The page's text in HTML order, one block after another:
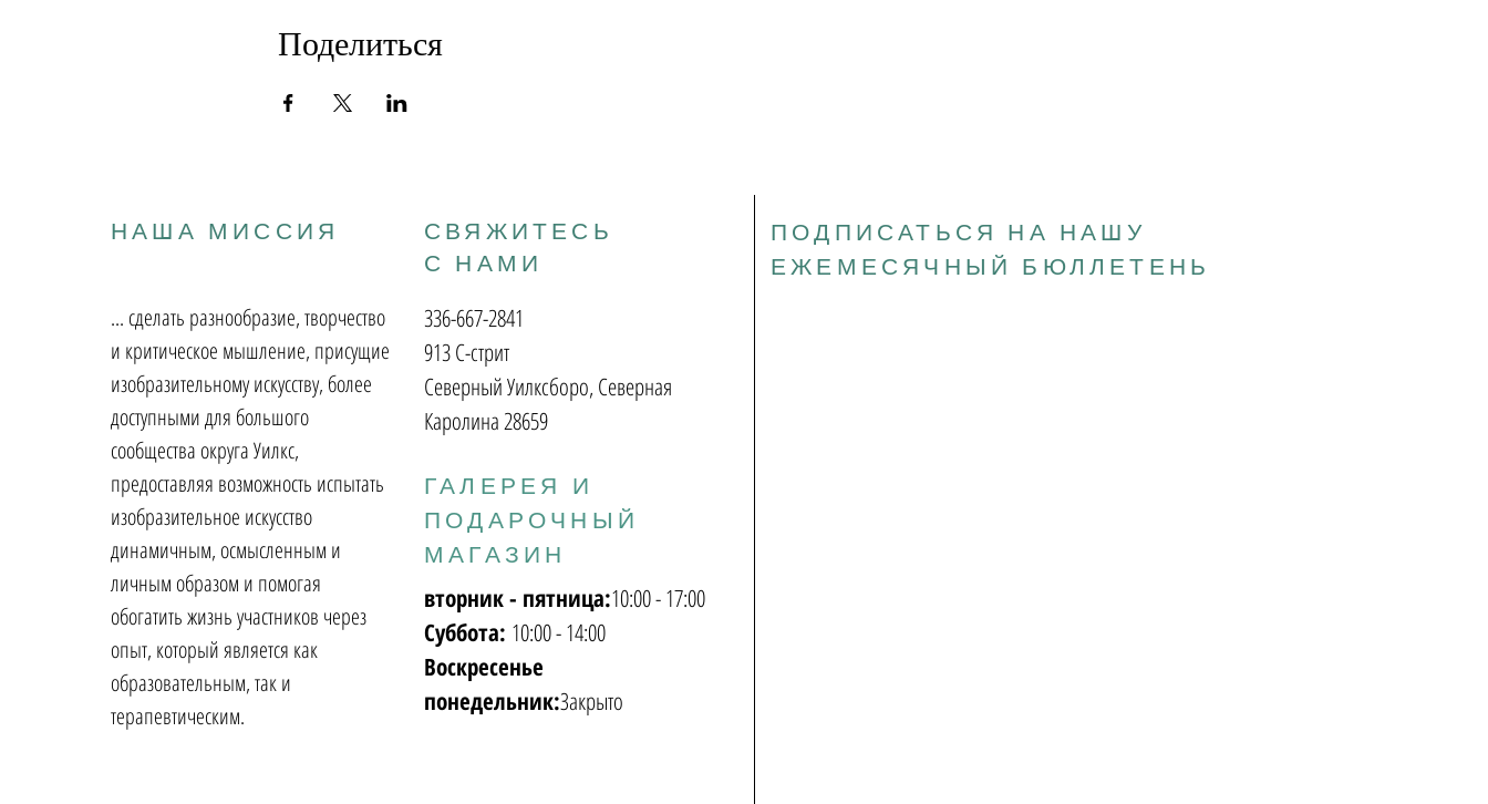
Поделиться
НАША МИССИЯ
... сделать разнообразие, творчество
и критическое мышление, присущие
изобразительному искусству, более
доступными для большого
сообщества округа Уилкс,
предоставляя возможность испытать
изобразительное искусство
динамичным, осмысленным и
личным образом и помогая
обогатить жизнь участников через
опыт, который является как
образовательным, так и
терапевтическим.
СВЯЖИТЕСЬ
С НАМИ
ПОДПИСАТЬСЯ НА НАШУ
ЕЖЕМЕСЯЧНЫЙ БЮЛЛЕТЕНЬ
336-667-2841
913 С-стрит
Северный Уилксборо, Северная
Каролина 28659
ГАЛЕРЕЯ И
ПОДАРОЧНЫЙ
МАГАЗИН
вторник - пятница:10:00 - 17:00
Суббота: 10:00 - 14:00
Воскресенье
понедельник:Закрыто